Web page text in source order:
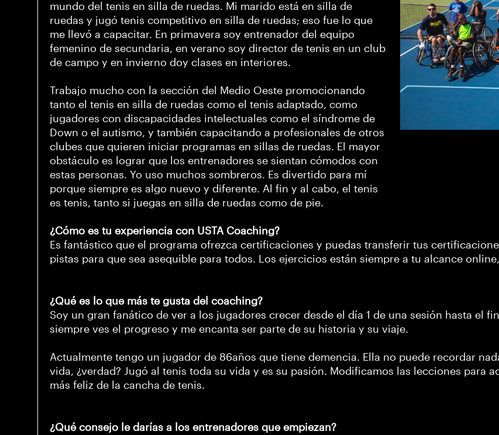
mundo del tenis en silla de ruedas. Mi marido está en silla de
ruedas y jugó tenis competitivo en silla de ruedas; eso fue lo que
me llevó a capacitar. En primavera soy entrenador del equipo
femenino de secundaria, en verano soy director de tenis en un club
de campo y en invierno doy clases en interiores.
Trabajo mucho con la sección del Medio Oeste promocionando
tanto el tenis en silla de ruedas como el tenis adaptado, como
jugadores con discapacidades intelectuales como el síndrome de
Down o el autismo, y también capacitando a profesionales de otros
clubes que quieren iniciar programas en sillas de ruedas. El mayor
obstáculo es lograr que los entrenadores se sientan cómodos con
estas personas. Yo uso muchos sombreros. Es divertido para mí
porque siempre es algo nuevo y diferente. Al fin y al cabo, el tenis
es tenis, tanto si juegas en silla de ruedas como de pie.
¿Cómo es tu experiencia con USTA Coaching?
Es fantástico que el programa ofrezca certificaciones y puedas transferir tus
pistas para que sea asequible para todos. Los ejercicios están siempre a tu alcance
¿Qué es lo que más te gusta del coaching?
Soy un gran fanático de ver a los jugadores crecer desde el día 1 de una sesión hasta el
siempre ves el progreso y me encanta ser parte de su historia y su viaje.
Actualmente tengo un jugador de 86años que tiene demencia. Ella no puede recordar
vida, ¿verdad? Jugó al tenis toda su vida y es su pasión. Modificamos las lecciones para
más feliz de la cancha de tenis.
¿Qué consejo le darías a los entrenadores que empiezan?